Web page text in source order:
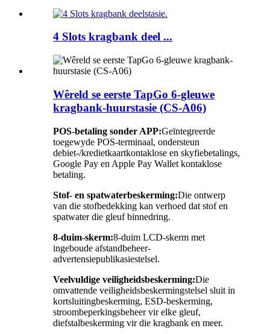
4 Slots kragbank deel ...
Wêreld se eerste TapGo 6-gleuwe
kragbank-huurstasie (CS-A06)
POS-betaling sonder APP:Geïntegreerde
toegewyde POS-terminaal, ondersteun
debiet-/kredietkaartkontaklose en skyfiebetalings,
Google Pay en Apple Pay Wallet kontaklose
betaling.
Stof- en spatwaterbeskerming:Die ontwerp
van die stofbedekking kan verhoed dat stof en
spatwater die gleuf binnedring.
8-duim-skerm:8-duim LCD-skerm met
ingeboude afstandbeheer-
advertensiepublikasiestelsel.
Veelvuldige veiligheidsbeskerming:Die
omvattende veiligheidsbeskermingstelsel sluit in
kortsluitingbeskerming, ESD-beskerming,
stroombeperkingsbeheer vir elke gleuf,
diefstalbeskerming vir die kragbank en meer.